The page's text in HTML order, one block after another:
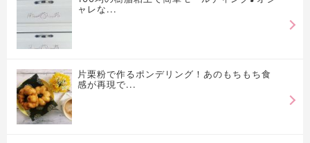
ャレな...
片栗粉で作るポンデリング！あのもちもち食
感が再現で...